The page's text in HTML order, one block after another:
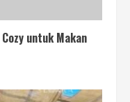
untuk Makan